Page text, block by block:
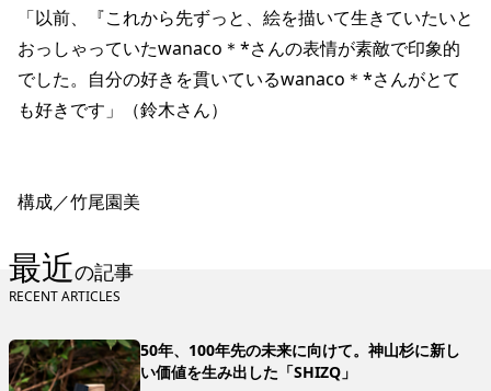
「以前、『これから先ずっと、絵を描いて生きていたいと
おっしゃっていたwanaco＊*さんの表情が素敵で印象的
でした。自分の好きを貫いているwanaco＊*さんがとて
も好きです」（鈴木さん）
構成／竹尾園美
最近の記事
RECENT ARTICLES
50年、100年先の未来に向けて。神山杉に新し
い価値を生み出した「SHIZQ」